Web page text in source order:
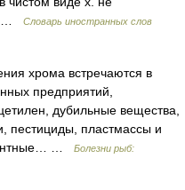
…
Словарь иностранных слов
хрома встречаются в
предприятий,
дубильные вещества,
пестициды, пластмассы и
…
Болезни рыб: